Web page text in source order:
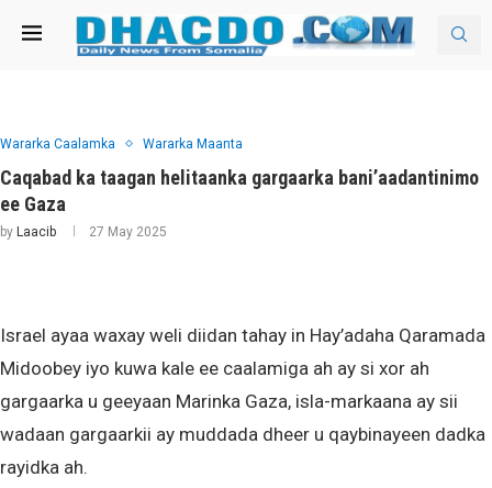
Wararka Caalamka Wararka Maanta
Caqabad ka taagan helitaanka gargaarka bani’aadantinimo
ee Gaza
by Laacib 27 May 2025
Israel ayaa waxay weli diidan tahay in Hay’adaha Qaramada
Midoobey iyo kuwa kale ee caalamiga ah ay si xor ah
gargaarka u geeyaan Marinka Gaza, isla-markaana ay sii
wadaan gargaarkii ay muddada dheer u qaybinayeen dadka
rayidka ah.